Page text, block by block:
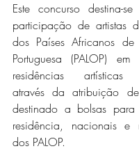
Este concurso destina-
participação de artistas
dos Países Africanos
Portuguesa (PALOP)
residências artísticas
através da atribuição
destinado a bolsas para
residência, nacionais e
dos PALOP.